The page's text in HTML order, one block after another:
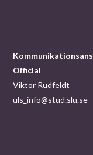
Official
Viktor Rudfeldt
uls_info@stud.slu.se